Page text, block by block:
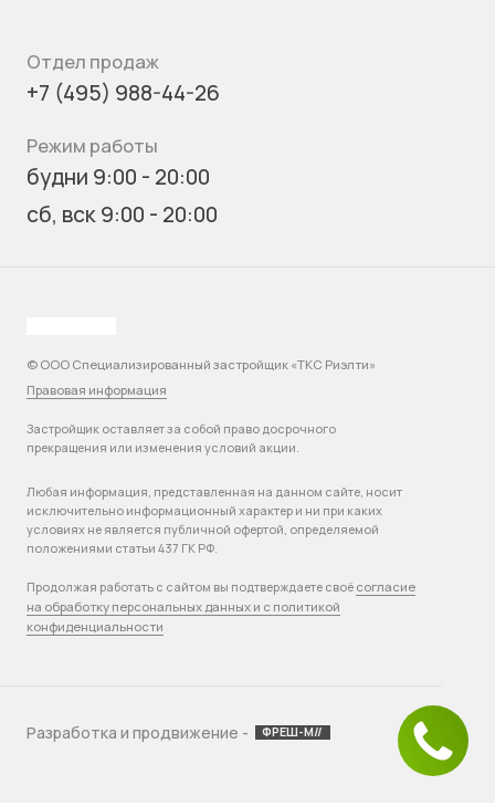
Отдел продаж
+7 (495) 988-44-26
Режим работы
будни 9:00 - 20:00
сб, вск 9:00 - 20:00
© ООО Специализированный застройщик «ТКС Риэлти»
Правовая информация
Застройщик оставляет за собой право досрочного
прекращения или изменения условий акции.
Любая информация, представленная на данном сайте, носит
исключительно информационный характер и ни при каких
условиях не является публичной офертой, определяемой
положениями статьи 437 ГК РФ.
Продолжая работать с сайтом вы подтверждаете своё согласие
на обработку персональных данных и с политикой
конфиденциальности
Разработка и продвижение - ФРЕШ-М//